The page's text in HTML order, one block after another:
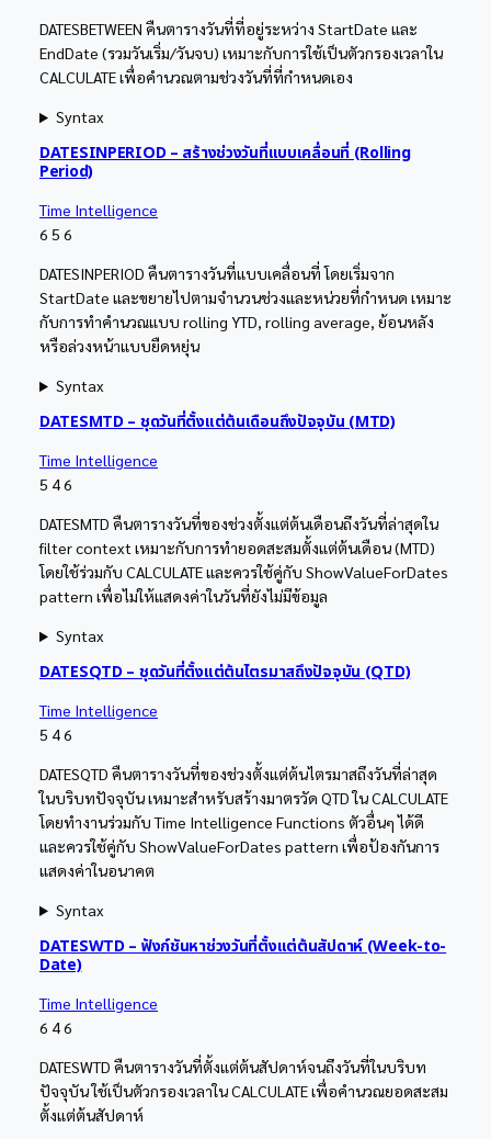
DATESBETWEEN คืนตารางวันที่ที่อยู่ระหว่าง StartDate และ
EndDate (รวมวันเริ่ม/วันจบ) เหมาะกับการใช้เป็นตัวกรองเวลาใน
CALCULATE เพื่อคำนวณตามช่วงวันที่ที่กำหนดเอง
Syntax
DATESINPERIOD – สร้างช่วงวันที่แบบเคลื่อนที่ (Rolling
Period)
Time Intelligence
6 5 6
DATESINPERIOD คืนตารางวันที่แบบเคลื่อนที่ โดยเริ่มจาก
StartDate และขยายไปตามจำนวนช่วงและหน่วยที่กำหนด เหมาะ
กับการทำคำนวณแบบ rolling YTD, rolling average, ย้อนหลัง
หรือล่วงหน้าแบบยืดหยุ่น
Syntax
DATESMTD – ชุดวันที่ตั้งแต่ต้นเดือนถึงปัจจุบัน (MTD)
Time Intelligence
5 46
DATESMTD คืนตารางวันที่ของช่วงตั้งแต่ต้นเดือนถึงวันที่ล่าสุดใน
filter context เหมาะกับการทำยอดสะสมตั้งแต่ต้นเดือน (MTD)
โดยใช้ร่วมกับ CALCULATE และควรใช้คู่กับ ShowValueForDates
pattern เพื่อไม่ให้แสดงค่าในวันที่ยังไม่มีข้อมูล
Syntax
DATESQTD – ชุดวันที่ตั้งแต่ต้นไตรมาสถึงปัจจุบัน (QTD)
Time Intelligence
5 46
DATESQTD คืนตารางวันที่ของช่วงตั้งแต่ต้นไตรมาสถึงวันที่ล่าสุด
ในบริบทปัจจุบัน เหมาะสำหรับสร้างมาตรวัด QTD ใน CALCULATE
โดยทำงานร่วมกับ Time Intelligence Functions ตัวอื่นๆ ได้ดี
และควรใช้คู่กับ ShowValueForDates pattern เพื่อป้องกันการ
แสดงค่าในอนาคต
Syntax
DATESWTD – ฟังก์ชันหาช่วงวันที่ตั้งแต่ต้นสัปดาห์ (Week-to-
Date)
Time Intelligence
6 46
DATESWTD คืนตารางวันที่ตั้งแต่ต้นสัปดาห์จนถึงวันที่ในบริบท
ปัจจุบัน ใช้เป็นตัวกรองเวลาใน CALCULATE เพื่อคำนวณยอดสะสม
ตั้งแต่ต้นสัปดาห์